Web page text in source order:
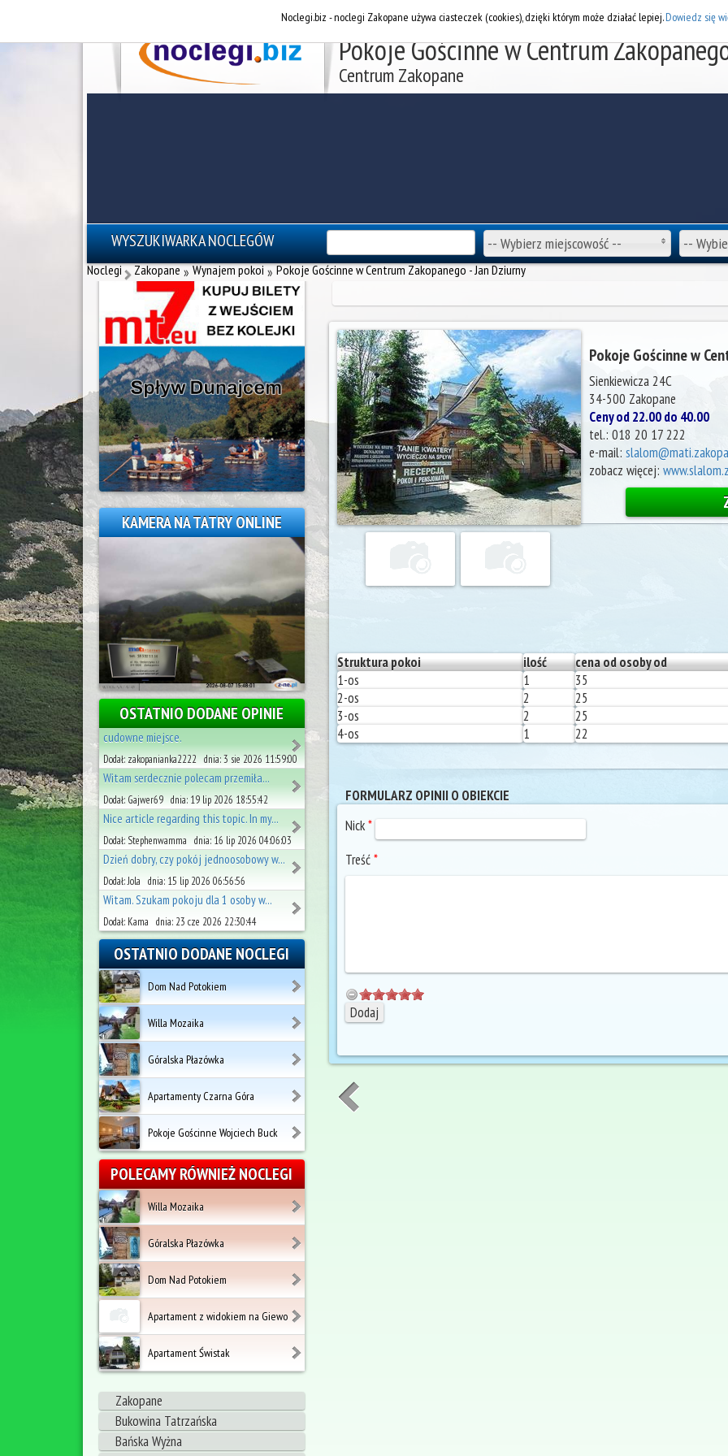
Pokoje Gościnne w Centrum
Centrum Zakopane
WYSZUKIWARKA NOCLEGÓW -- Wybierz miejscowość -- --
Noclegi Zakopane»Wynajem pokoi»Pokoje Gościnne w Centrum Zakopanego - Jan Dziurny
Pokoje Gościnne w
Sienkiewicza 24C
34-500 Zakopane
Ceny od 22.00 do 40.00
tel.: 018 20 17 222
e-mail:
zobacz więcej:
Struktura pokoi ilość
cena od osoby od
1-os
1
35
2-os
2
25
3-os
2
25
4-os
1 22
FORMULARZ OPINII O OBIEKCIE
Nick*
Treść*
reklama - noclegi Zakopane
KAMERA NA TATRY ONLINE
OSTATNIO DODANE OPINIE
cudowne miejsce.
Dodał: zakopanianka2222 dnia: 3 sie 2026 11:59:00
Witam serdecznie polecam przemiła...
Dodał: Gajwer69 dnia: 19 lip 2026 18:55:42
Nice article regarding this topic. In my...
Dodał: Stephenwamma dnia: 16 lip 2026 04:06:03
Dzień dobry, czy pokój jednoosobowy w...
Dodał: Jola dnia: 15 lip 2026 06:56:56
Witam. Szukam pokoju dla 1 osoby w...
Dodał: Kama dnia: 23 cze 2026 22:30:44
OSTATNIO DODANE NOCLEGI
Dom Nad Potokiem
Willa Mozaika
Góralska Płazówka
Apartamenty Czarna Góra
Pokoje Gościnne Wojciech Buck
POLECAMY RÓWNIEŻ NOCLEGI
Willa Mozaika
Góralska Płazówka
Dom Nad Potokiem
Apartament z widokiem na Giewo
Apartament Świstak
Zakopane
Bukowina Tatrzańska
Bańska Wyżna
Noclegi.biz - noclegi Zakopane używa ciasteczek (cookies), dzięki którym może działać lepiej.Dowiedz się